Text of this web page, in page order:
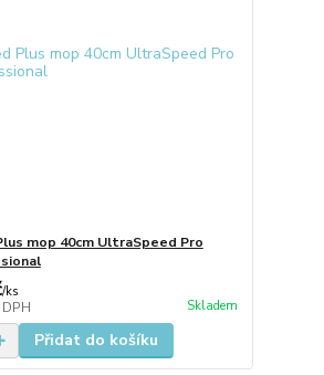
mop 40cm UltraSpeed Pro
/ks
Skladem
Přidat do košíku